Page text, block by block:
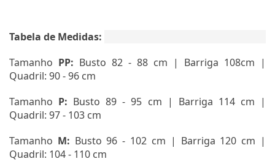
Tabela de Medidas:
Tamanho PP: Busto 82 - 88 cm | Barriga 108cm |
Quadril: 90 - 96 cm
Tamanho P: Busto 89 - 95 cm | Barriga 114 cm |
Quadril: 97 - 103 cm
Tamanho M: Busto 96 - 102 cm | Barriga 120 cm |
Quadril: 104 - 110 cm